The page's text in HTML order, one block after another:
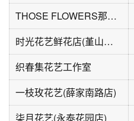
THOSE FLOWERS那些花儿鲜花店
时光花艺鲜花店(堇山中路店)
织春集花艺工作室
一枝玫花艺(薛家南路店)
柒月花艺(永泰花园店)